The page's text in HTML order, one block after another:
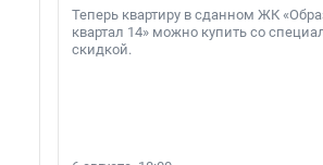
Теперь квартиру в сданном ЖК
квартал 14» можно купить со
скидкой.